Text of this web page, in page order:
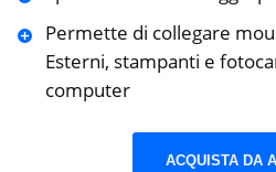
Permette di collegare
Esterni, stampanti e
computer
ACQUISTA DA